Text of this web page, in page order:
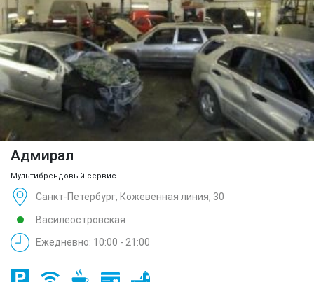
Адмирал
Мультибрендовый сервис
Санкт-Петербург, Кожевенная линия, 30
Василеостровская
Ежедневно: 10:00 - 21:00